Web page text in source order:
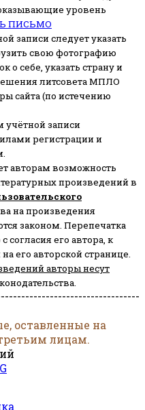
уровень
ПИСЬМО
записи следует указать
свою фотографию
о себе, указать страну и
литсовета МПЛО
сайта (по истечению
учётной записи
регистрации и
авторам возможность
произведений в
на произведения
законом. Перепечатка
его автора, к
его авторской странице.
авторы несут
оставленные на
лицам.